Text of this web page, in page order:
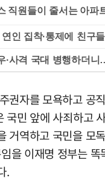
인 집착·통제에 친구
·사격 국대 병행하더니
권자를 모욕하고 공
국민 앞에 사죄하고
거역하고 국민을 모
을 이재명 정부는
.